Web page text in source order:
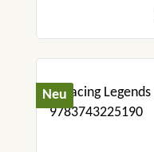
Neu